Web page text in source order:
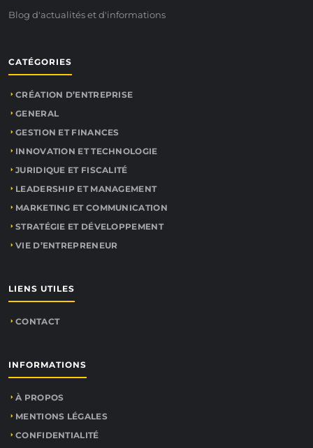
Blog d'actualités et d'informations
CATÉGORIES
CRÉATION D’ENTREPRISE
GENERAL
GESTION ET FINANCES
INNOVATION ET TECHNOLOGIE
JURIDIQUE ET FISCALITÉ
LEADERSHIP ET MANAGEMENT
MARKETING ET COMMUNICATION
STRATÉGIE ET DÉVELOPPEMENT
VIE D’ENTREPRENEUR
LIENS UTILES
CONTACT
INFORMATIONS
À PROPOS
MENTIONS LÉGALES
CONFIDENTIALITÉ